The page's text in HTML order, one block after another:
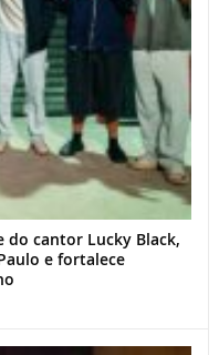
do cantor Lucky Black,
e fortalece